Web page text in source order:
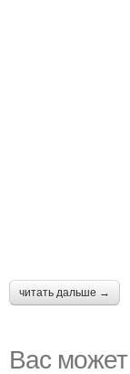
читать дальше →
Вас